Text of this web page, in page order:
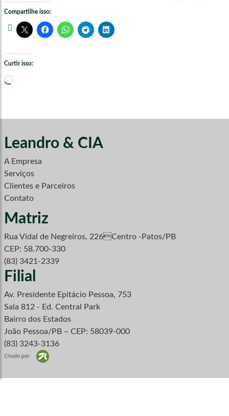
Compartilhe isso:
Curtir isso:
Carregando...
Leandro & CIA
A Empresa
Serviços
Clientes e Parceiros
Contato
Matriz
Rua Vidal de Negreiros, 226Centro -Patos/PB
CEP: 58.700-330
(83) 3421-2339
Filial
Av. Presidente Epitácio Pessoa, 753
Sala 812 - Ed. Central Park
Bairro dos Estados
João Pessoa/PB – CEP: 58039-000
(83) 3243-3136